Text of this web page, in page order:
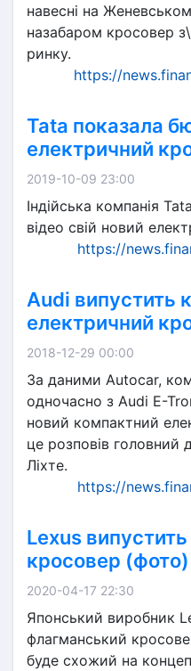
навесні на
назабаром кросовер
ринку.
https://
Tata показала
електричний
2019-10-09 23:00
Індійська компанія
відео свій новий
https://
Audi випустить
електричний
2018-12-29 00:00
За даними Autocar,
одночасно з Audi E-
новий компактний
це розповів головний
Ліхте.
https://
Lexus
кросовер (фото)
2020-04-17 22:30
Японський виробник
флагманський
буде схожий на